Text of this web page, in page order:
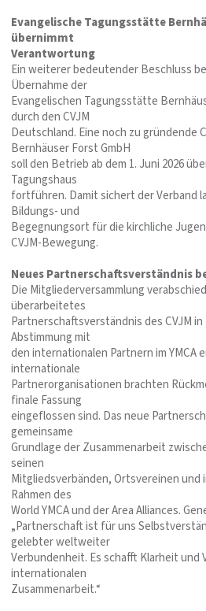
Evangelische Tagungsstätte
übernimmt
Verantwortung
Ein weiterer bedeutender Beschluss
Übernahme der
Evangelischen Tagungsstätte
durch den CVJM
Deutschland. Eine noch zu gründende
Bernhäuser Forst GmbH
soll den Betrieb ab dem 1. Juni 2026
Tagungshaus
fortführen. Damit sichert der Verband
Bildungs- und
Begegnungsort für die kirchliche
CVJM-Bewegung.
Neues Partnerschaftsverständnis
Die Mitgliederversammlung
überarbeitetes
Partnerschaftsverständnis des CVJM
Abstimmung mit
den internationalen Partnern im YMCA
internationale
Partnerorganisationen brachten
finale Fassung
eingeflossen sind. Das neue
gemeinsame
Grundlage der Zusammenarbeit
seinen
Mitgliedsverbänden, Ortsvereinen und
Rahmen des
World YMCA und der Area Alliances.
„Partnerschaft ist für uns
gelebter weltweiter
Verbundenheit. Es schafft Klarheit und
internationalen
Zusammenarbeit.“